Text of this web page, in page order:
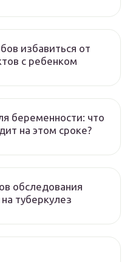
избавиться от
с ребенком
беременности: что
на этом сроке?
обследования
туберкулез